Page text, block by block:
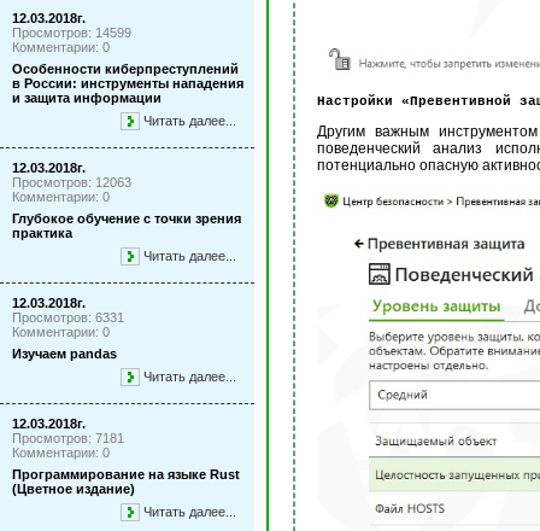
12.03.2018г.
Просмотров: 14599
Комментарии: 0
Особенности киберпреступлений
в России: инструменты нападения
и защита информации
Читать далее...
12.03.2018г.
Просмотров: 12063
Комментарии: 0
Глубокое обучение с точки зрения
практика
Читать далее...
12.03.2018г.
Просмотров: 6331
Комментарии: 0
Изучаем pandas
Читать далее...
12.03.2018г.
Просмотров: 7181
Комментарии: 0
Программирование на языке Rust
(Цветное издание)
Читать далее...
Настройки «Превентивной
Другим важным
поведенческий анализ
потенциально опасную